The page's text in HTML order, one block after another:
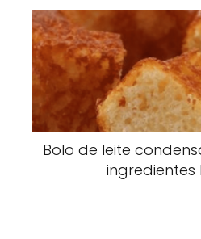
Bolo de leite
ingredientes